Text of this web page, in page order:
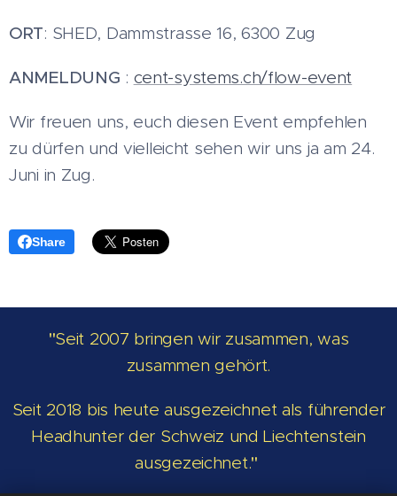
ORT: SHED, Dammstrasse 16, 6300 Zug
ANMELDUNG : cent-systems.ch/flow-event
Wir freuen uns, euch diesen Event empfehlen
zu dürfen und vielleicht sehen wir uns ja am 24.
Juni in Zug.
Share
"Seit 2007 bringen wir zusammen, was
zusammen gehört.
Seit 2018 bis heute ausgezeichnet als führender
Headhunter der Schweiz und Liechtenstein
ausgezeichnet."